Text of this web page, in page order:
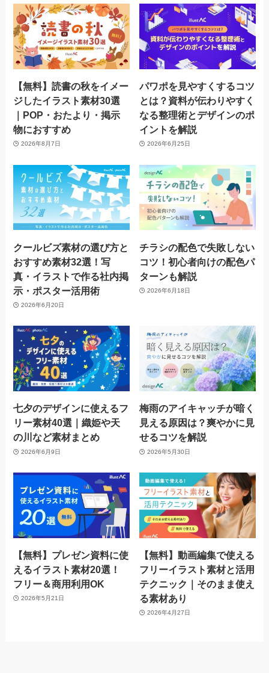
【無料】読書の秋をイメー
ジしたイラスト素材30選
｜POP・おたより・掲示
物におすすめ
2026年8月7日
パワポを見やすくするコツ
とは？資料が伝わりやすく
なる整理術とデザインのポ
イントを解説
2026年6月25日
クールビズ素材の選び方と
おすすめ素材32選！写
真・イラストで作る社内掲
示・ポスター活用術
2026年6月20日
チラシの配色で失敗しない
コツ！初心者向けの配色パ
ターンも解説
2026年6月18日
七夕のデザインに使えるフ
リー素材40選｜織姫や天
の川など素材まとめ
2026年6月9日
梅雨のアイキャッチが暗く
見える原因は？爽やかに見
せるコツを解説
2026年5月30日
【無料】プレゼン資料に使
えるイラスト素材20選！
フリー＆商用利用OK
2026年5月21日
【無料】動画編集で使える
フリーイラスト素材と活用
テクニック｜そのまま使え
る素材あり
2026年4月27日